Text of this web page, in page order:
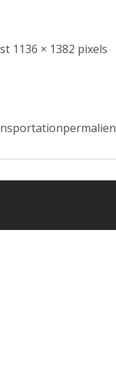
1136 × 1382 pixels
permalien